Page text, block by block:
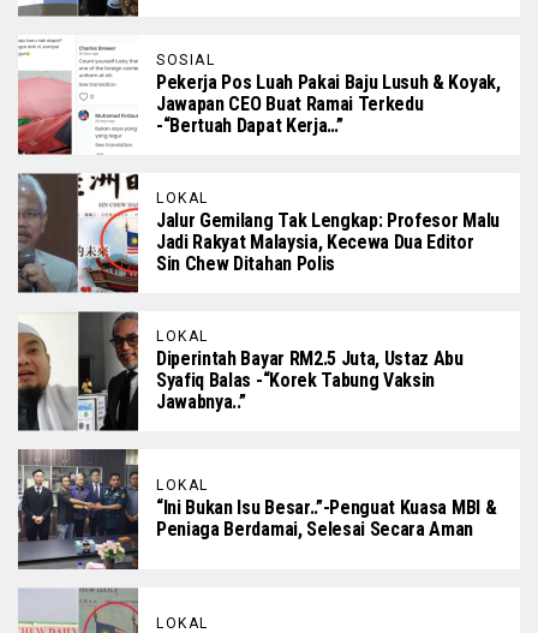
SOSIAL
Pekerja Pos Luah Pakai Baju Lusuh & Koyak,
Jawapan CEO Buat Ramai Terkedu
-“Bertuah Dapat Kerja…”
LOKAL
Jalur Gemilang Tak Lengkap: Profesor Malu
Jadi Rakyat Malaysia, Kecewa Dua Editor
Sin Chew Ditahan Polis
LOKAL
Diperintah Bayar RM2.5 Juta, Ustaz Abu
Syafiq Balas -“Korek Tabung Vaksin
Jawabnya..”
LOKAL
“Ini Bukan Isu Besar..”-Penguat Kuasa MBI &
Peniaga Berdamai, Selesai Secara Aman
LOKAL